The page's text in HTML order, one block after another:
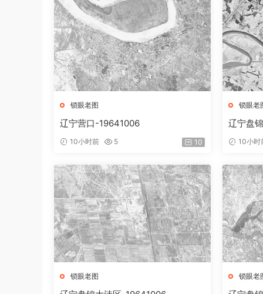
锁眼老图
辽宁营口-19641006
10小时前 5 10
锁眼老
辽宁盘
10小时
锁眼老图 锁眼老